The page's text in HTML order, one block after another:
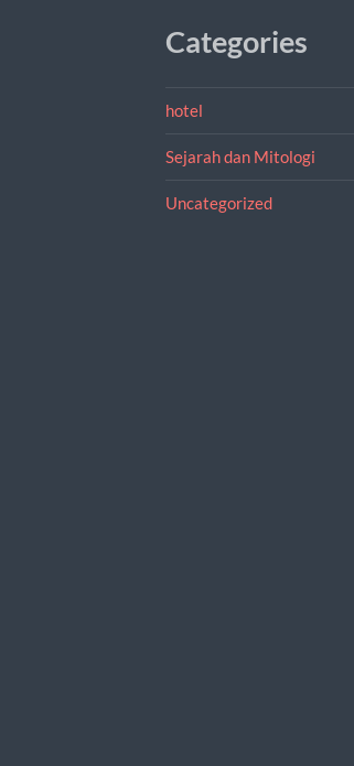
Categories
hotel
Sejarah dan Mitologi
Uncategorized